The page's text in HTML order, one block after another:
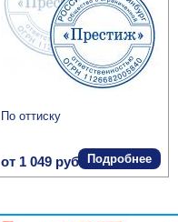
По оттиску
от 1 049 руб. Подробнее